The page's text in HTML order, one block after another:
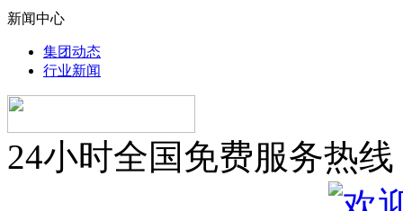
新闻中心
集团动态
行业新闻
24小时全国免费服务热线